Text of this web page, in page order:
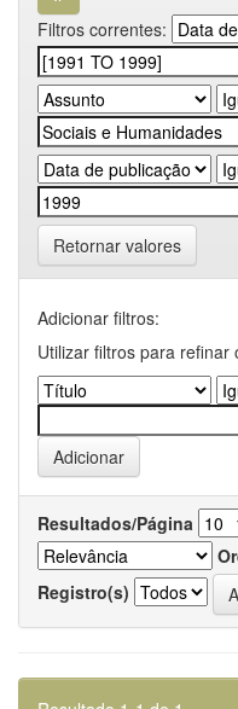
Filtros correntes:
Retornar valores
Adicionar filtros:
Utilizar filtros para refinar
Resultados/Página
Registro(s)